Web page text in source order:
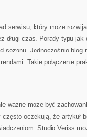
serwisu, który może
długi czas. Porady typu jak
sezonu. Jednocześnie blog
Takie połączenie
ważne może być
oczekują, że artykuł
Studio Veriss